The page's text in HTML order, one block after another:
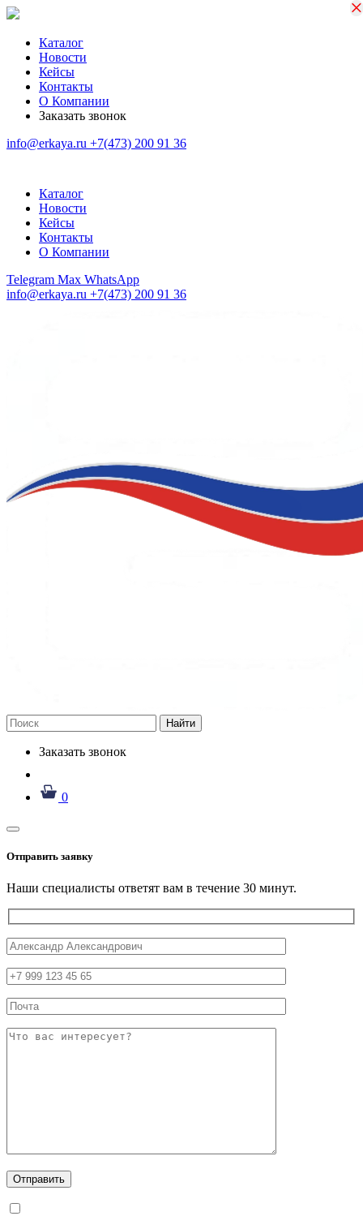
Каталог
Новости
Кейсы
Контакты
О Компании
Заказать звонок
info@erkaya.ru +7(473) 200 91 36
Каталог
Новости
Кейсы
Контакты
О Компании
Telegram Max WhatsApp
info@erkaya.ru +7(473) 200 91 36
Найти
Заказать звонок
0
Отправить заявку
Наши специалисты ответят вам в течение 30 минут.
×
×